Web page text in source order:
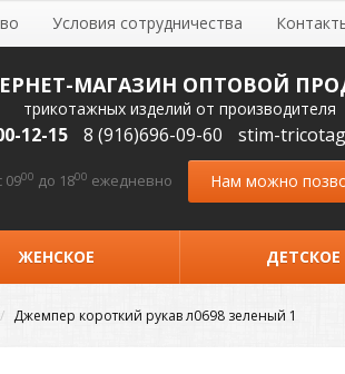
Условия сотрудничества
МАГАЗИН ОПТОВОЙ
трикотажных изделий от производителя
12-15 8 (916)696-09-60 stim-
0900 до 1800 ежедневно Нам можно
ЖЕНСКОЕ ДЕТСКОЕ
Джемпер короткий рукав л0698 зеленый 1